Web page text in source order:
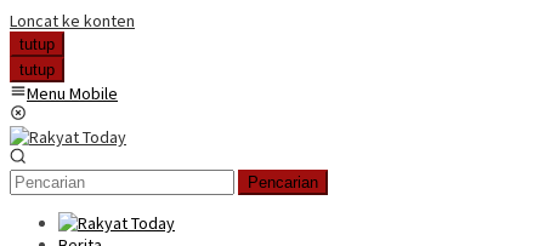
Loncat ke konten
tutup
tutup
Menu Mobile
Pencarian